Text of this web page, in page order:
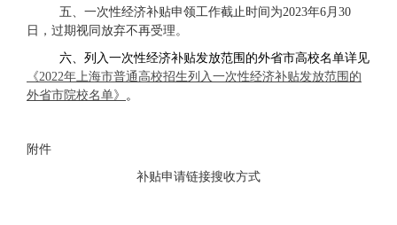
五、一次性经济补贴申领工作截止时间为2023年6月30
日，过期视同放弃不再受理。
六、列入一次性经济补贴发放范围的外省市高校名单详见
《2022年上海市普通高校招生列入一次性经济补贴发放范围的
外省市院校名单》 。
附件
补贴申请链接搜收方式